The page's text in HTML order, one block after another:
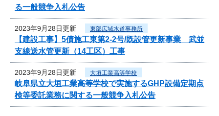
る一般競争入札公告
2023年9月28日更新 東部広域水道事務所
【建設工事】5債施工東第2-2号/既設管更新事業 武並
支線送水管更新（14工区）工事
2023年9月28日更新 大垣工業高等学校
岐阜県立大垣工業高等学校で実施するGHP設備定期点
検等委託業務に関する一般競争入札公告